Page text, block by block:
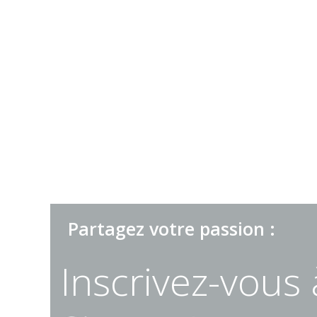
Partagez votre passion :
Inscrivez-vous